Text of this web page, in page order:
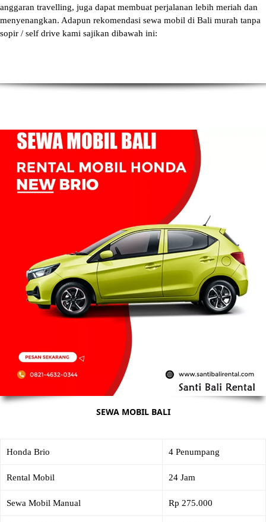
anggaran travelling, juga dapat membuat perjalanan lebih meriah dan
menyenangkan. Adapun rekomendasi sewa mobil di Bali murah tanpa
sopir / self drive kami sajikan dibawah ini:
SEWA MOBIL BALI
Honda Brio 4 Penumpang
Rental Mobil 24 Jam
Sewa Mobil Manual Rp 275.000